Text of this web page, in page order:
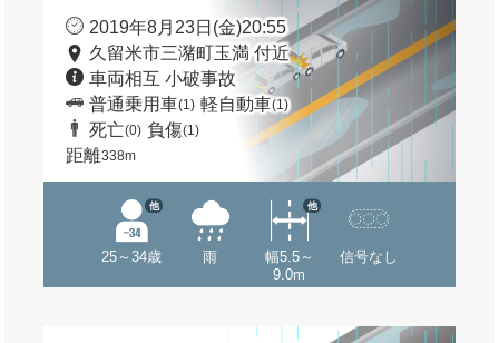
2019年8月23日(金)20:55
久留米市三潴町玉満 付近
車両相互 小破事故
普通乗用車(1) 軽自動車(1)
死亡(0) 負傷(1)
距離338m
25～34歳
他
雨
幅5.5～
9.0m
他
信号なし